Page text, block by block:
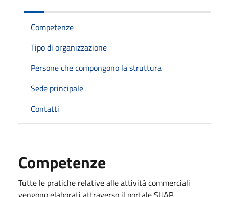
Competenze
Tipo di organizzazione
Persone che compongono la struttura
Sede principale
Contatti
Competenze
Tutte le pratiche relative alle attività commerciali